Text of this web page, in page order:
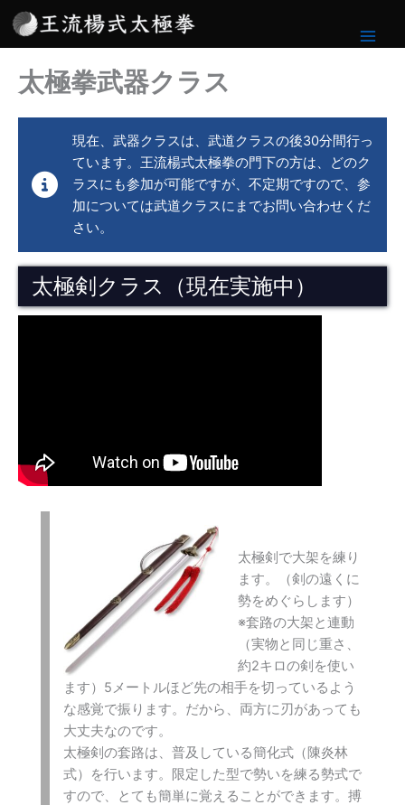
を
太極拳武器クラス
現在、武器クラスは、武道クラスの後30分間行っ
ています。王流楊式太極拳の門下の方は、どのク
ラスにも参加が可能ですが、不定期ですので、参
加については武道クラスにまでお問い合わせくだ
さい。
太極剣クラス（現在実施中）
太極剣で大架を練り
ます。（剣の遠くに
勢をめぐらします）
※套路の大架と連動
（実物と同じ重さ、
約2キロの剣を使い
ます）5メートルほど先の相手を切っているよう
な感覚で振ります。だから、両方に刃があっても
大丈夫なのです。
太極剣の套路は、普及している簡化式（陳炎林
式）を行います。限定した型で勢いを練る勢式で
すので、とても簡単に覚えることができます。搏